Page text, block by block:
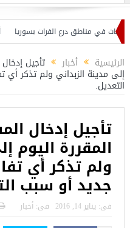
الرئيسية أخبار تأجيل
إلى مدينة الزبداني ولم تذكر
التعديل.
تأجيل إدخال
المقررة اليوم
ولم تذكر أي
جديد أو سبب
فى: يناير 14, 2016 فى: أخبار